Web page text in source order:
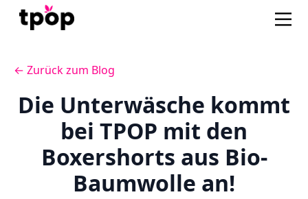
← Zurück zum Blog
Die Unterwäsche kommt
bei TPOP mit den
Boxershorts aus Bio-
Baumwolle an!